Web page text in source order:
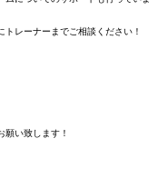
レーナーまでご相談ください！
い致します！